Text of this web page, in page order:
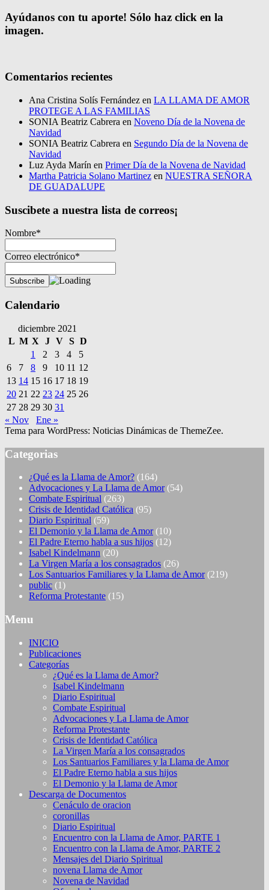
Ayúdanos con tu aporte! Sólo haz click en la
imagen.
Comentarios recientes
Ana Cristina Solís Fernández en LA LLAMA DE AMOR
PROTEGE A LAS FAMILIAS
SONIA Beatriz Cabrera en Noveno Día de la Novena de
Navidad
SONIA Beatriz Cabrera en Segundo Día de la Novena de
Navidad
Luz Ayda Marín en Primer Día de la Novena de Navidad
Martha Patricia Solano Martinez en NUESTRA SEÑORA
DE GUADALUPE
Suscibete a nuestra lista de correos¡
Nombre*
Correo electrónico*
Calendario
diciembre 2021
L M X J V S D
1
2 3 4
5
6
7 8 9 10 11 12
13 14 15 16 17 18 19
20 21 22 23 24 25 26
27 28 29 30 31
« Nov
Ene »
Tema para WordPress: Noticias Dinámicas de ThemeZee.
Categorias
¿Qué es la Llama de Amor? (164)
Advocaciones y La Llama de Amor(54)
Combate Espiritual (263)
Crisis de Identidad Católica (95)
Diario Espiritual (59)
El Demonio y la Llama de Amor(10)
El Padre Eterno habla a sus hijos (12)
Isabel Kindelmann (20)
La Virgen María a los consagrados (26)
Los Santuarios Familiares y la Llama de Amor(219)
public (1)
Reforma Protestante (15)
Menu
INICIO
Publicaciones
Categorías
¿Qué es la Llama de Amor?
Isabel Kindelmann
Diario Espiritual
Combate Espiritual
Advocaciones y La Llama de Amor
Reforma Protestante
Crisis de Identidad Católica
La Virgen María a los consagrados
Los Santuarios Familiares y la Llama de Amor
El Padre Eterno habla a sus hijos
El Demonio y la Llama de Amor
Descarga de Documentos
Cenáculo de oracion
coronillas
Diario Espiritual
Encuentro con la Llama de Amor, PARTE 1
Encuentro con la Llama de Amor, PARTE 2
Mensajes del Diario Spiritual
novena Llama de Amor
Novena de Navidad